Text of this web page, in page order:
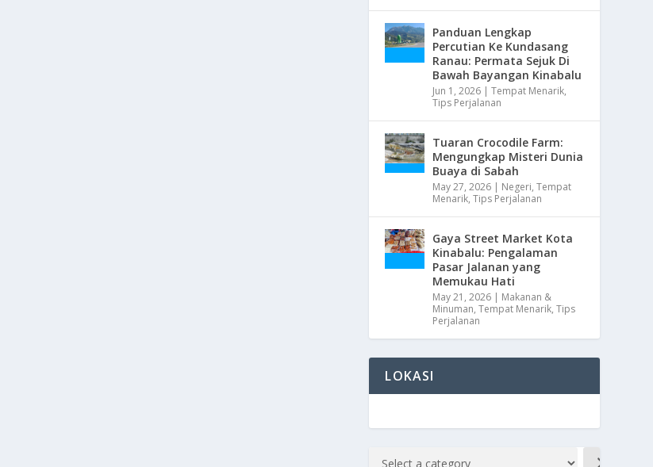
Panduan Lengkap
Percutian Ke Kundasang
Ranau: Permata Sejuk Di
Bawah Bayangan Kinabalu
Jun 1, 2026 |Tempat Menarik,
Tips Perjalanan
Tuaran Crocodile Farm:
Mengungkap Misteri Dunia
Buaya di Sabah
May 27, 2026 | Negeri,Tempat
Menarik,Tips Perjalanan
Gaya Street Market Kota
Kinabalu: Pengalaman
Pasar Jalanan yang
Memukau Hati
May 21, 2026 | Makanan &
Minuman,Tempat Menarik,Tips
Perjalanan
LOKASI